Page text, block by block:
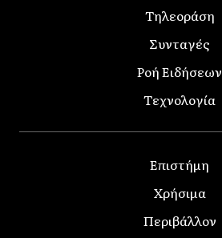
Τηλεοράση
Συνταγές
Ροή Ειδήσεων
Τεχνολογία
Επιστήμη
Χρήσιμα
Περιβάλλον